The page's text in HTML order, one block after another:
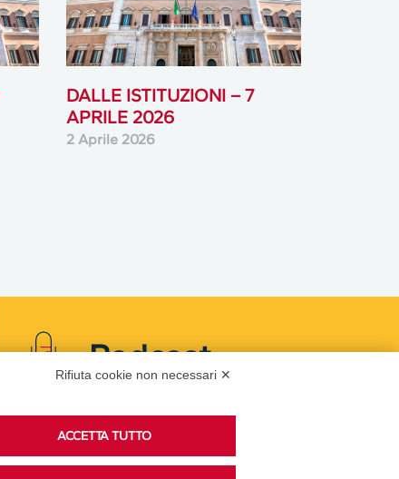
DALLE ISTITUZIONI – 7
APRILE 2026
2 Aprile 2026
Podcast
Ascolta i podcast di approfondimento di Legacoop
su Spreaker.
Rifiuta cookie non necessari ✕
ACCETTA TUTTO